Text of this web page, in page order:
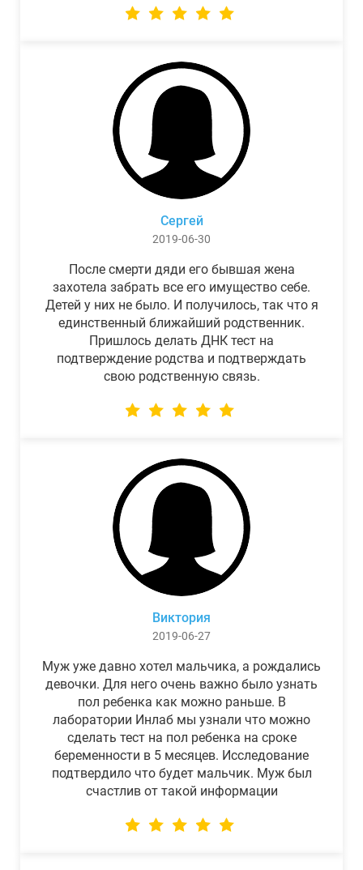
Сергей
2019-06-30
После смерти дяди его бывшая жена
захотела забрать все его имущество себе.
Детей у них не было. И получилось, так что я
единственный ближайший родственник.
Пришлось делать ДНК тест на
подтверждение родства и подтверждать
свою родственную связь.
Виктория
2019-06-27
Муж уже давно хотел мальчика, а рождались
девочки. Для него очень важно было узнать
пол ребенка как можно раньше. В
лаборатории Инлаб мы узнали что можно
сделать тест на пол ребенка на сроке
беременности в 5 месяцев. Исследование
подтвердило что будет мальчик. Муж был
счастлив от такой информации